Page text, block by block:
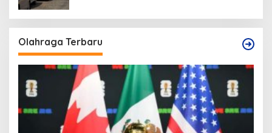
Olahraga Terbaru